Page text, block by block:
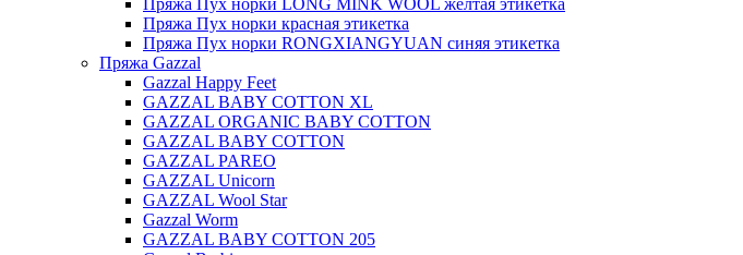
Пряжа Пух норки LONG MINK WOOL желтая этикетка
Пряжа Пух норки красная этикетка
Пряжа Пух норки RONGXIANGYUAN синяя этикетка
Пряжа Gazzal
Gazzal Happy Feet
GAZZAL BABY COTTON XL
GAZZAL ORGANIC BABY COTTON
GAZZAL BABY COTTON
GAZZAL PAREO
GAZZAL Unicorn
GAZZAL Wool Star
Gazzal Worm
GAZZAL BABY COTTON 205